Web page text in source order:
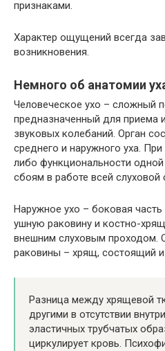
признаками.
Характер ощущений всегда
возникновения.
Немного об анатомии
Человеческое ухо – сложный
предназначенный для приема
звуковых колебаний. Орган
среднего и наружного уха.
либо функциональности одной
сбоям в работе всей слуховой
Наружное ухо – боковая
ушную раковину и костно-
внешним слуховым проходом.
раковины – хрящ, состоящий
Разница между хрящевой
другими в отсутствии
эластичных трубчатых
циркулирует кровь.